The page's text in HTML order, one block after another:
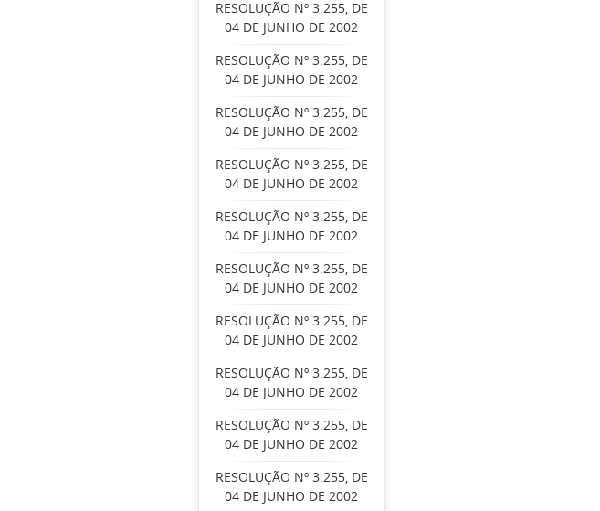
RESOLUÇÃO Nº 3.255, DE
04 DE JUNHO DE 2002
RESOLUÇÃO Nº 3.255, DE
04 DE JUNHO DE 2002
RESOLUÇÃO Nº 3.255, DE
04 DE JUNHO DE 2002
RESOLUÇÃO Nº 3.255, DE
04 DE JUNHO DE 2002
RESOLUÇÃO Nº 3.255, DE
04 DE JUNHO DE 2002
RESOLUÇÃO Nº 3.255, DE
04 DE JUNHO DE 2002
RESOLUÇÃO Nº 3.255, DE
04 DE JUNHO DE 2002
RESOLUÇÃO Nº 3.255, DE
04 DE JUNHO DE 2002
RESOLUÇÃO Nº 3.255, DE
04 DE JUNHO DE 2002
RESOLUÇÃO Nº 3.255, DE
04 DE JUNHO DE 2002